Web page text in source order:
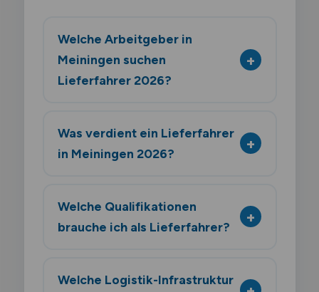
Welche Arbeitgeber in
Meiningen suchen
Lieferfahrer 2026?
Was verdient ein Lieferfahrer
in Meiningen 2026?
Welche Qualifikationen
brauche ich als Lieferfahrer?
Welche Logistik-Infrastruktur